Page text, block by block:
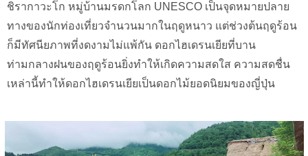
ชิรากาวะโก หมู่บ้านมรดกโลก UNESCO เป็นจุดหมายปลาย
ทางของนักท่องเที่ยวจำนวนมากในฤดูหนาว แต่ช่วงต้นฤดูร้อน
ก็มีทัศนียภาพที่งดงามไม่แพ้กัน ดอกไฮเดรนเยียที่บาน
ท่ามกลางฝนของฤดูร้อนยิ่งทำให้เกิดความสดใส ความสดชื่น
เหล่านี้ทำให้ดอกไฮเดรนเยียเป็นดอกไม้ยอดนิยมของญี่ปุ่น